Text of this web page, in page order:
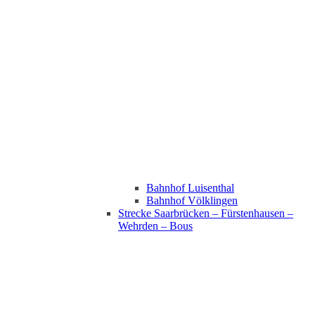
Bahnhof Luisenthal
Bahnhof Völklingen
Strecke Saarbrücken – Fürstenhausen –
Wehrden – Bous